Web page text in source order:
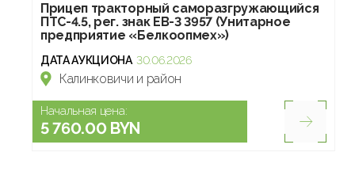
Прицеп тракторный саморазгружающийся
ПТС-4.5, рег. знак EB-3 3957 (Унитарное
предприятие «Белкоопмех»)
ДАТА АУКЦИОНА 30.06.2026
Калинковичи и район
Начальная цена:
5 760.00 BYN